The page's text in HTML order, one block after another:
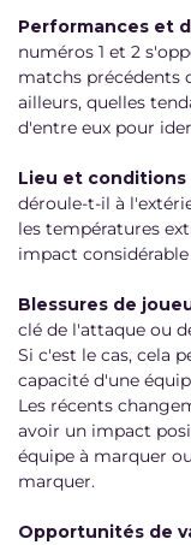
Performances et
numéros 1 et 2
matchs précédents
ailleurs, quelles
d'entre eux pour
Lieu et
déroule-t-il à
les températures
impact
Blessures de
clé de l'attaque ou
Si c'est le cas, cela
capacité d'une
Les récents
avoir un impact
équipe à marquer
marquer.
Opportunités de